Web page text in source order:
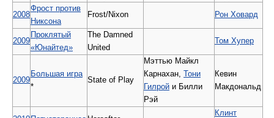
2008
Фрост против
Никсона
Frost/Nixon Рон Ховард
2009
Проклятый
«Юнайтед»
The Damned
United
Том Хупер
2009
Большая игра
*
State of Play
Мэттью Майкл
Карнахан, Тони
Гилрой и Билли
Рэй
Кевин
Макдональд
Клинт